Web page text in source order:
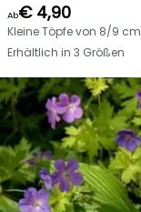
Ab€ 4,90
Kleine Töpfe von 8/9 cm
Erhältlich in 3 Größen